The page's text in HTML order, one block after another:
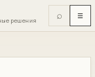
решения ⌕ ☰